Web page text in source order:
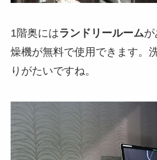
1階奥にはランドリールームが
燥機が無料で使用できます。
りがたいですね。